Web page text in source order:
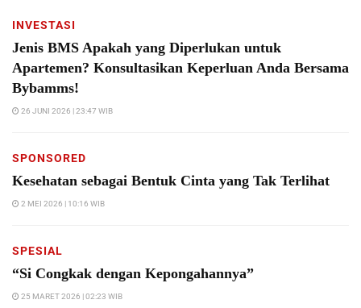
INVESTASI
Jenis BMS Apakah yang Diperlukan untuk
Apartemen? Konsultasikan Keperluan Anda Bersama
Bybamms!
26 JUNI 2026 | 23:47 WIB
SPONSORED
Kesehatan sebagai Bentuk Cinta yang Tak Terlihat
2 MEI 2026 | 10:16 WIB
SPESIAL
“Si Congkak dengan Kepongahannya”
25 MARET 2026 | 02:23 WIB